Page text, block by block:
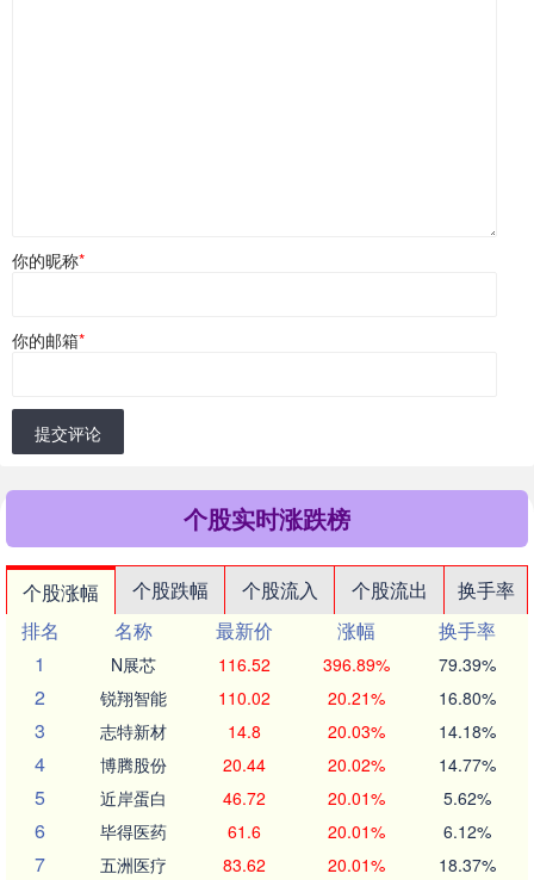
你的昵称*
你的邮箱*
提交评论
个股实时涨跌榜
个股涨幅 个股跌幅 个股流入 个股流出
换手率
排名
名称 最新价 涨幅
换手率
1
N展芯 116.52 396.89% 79.39%
2 锐翔智能 110.02 20.21% 16.80%
3 志特新材 14.8 20.03% 14.18%
4 博腾股份 20.44 20.02% 14.77%
5 近岸蛋白 46.72 20.01% 5.62%
6 毕得医药 61.6 20.01% 6.12%
7 五洲医疗 83.62 20.01% 18.37%